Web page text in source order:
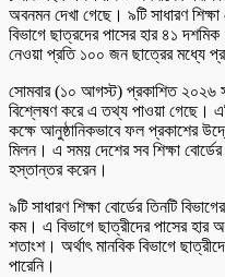
অবনমন দেখা গেছে। ৯টি সাধারণ
বিভাগে ছাত্রদের পাসের হার ৪১
নেওয়া প্রতি ১০০ জন ছাত্রের মধ্যে
সোমবার (১০ আগস্ট) প্রকাশিত ২০২৬
বিশ্লেষণ করে এ তথ্য পাওয়া গেছে।
কক্ষে আনুষ্ঠানিকভাবে ফল প্রকাশের
মিলন। এ সময় দেশের সব শিক্ষা বোর্ডের
হস্তান্তর করেন।
৯টি সাধারণ শিক্ষা বোর্ডের তিনটি
কম। এ বিভাগে ছাত্রীদের পাসের
শতাংশ। অর্থাৎ মানবিক বিভাগে
পারেনি।